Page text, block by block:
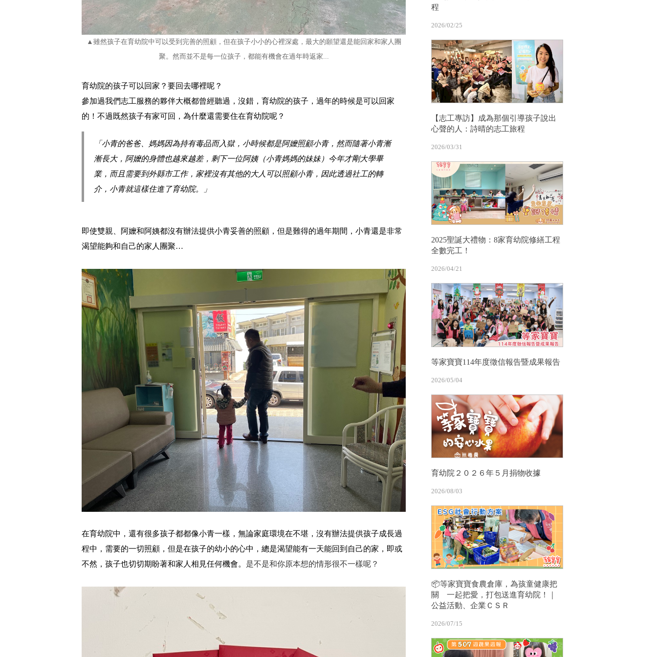
▲雖然孩子在育幼院中可以受到完善的照顧，但在孩子小小的心裡深處，最大的願望還是能回家和家人團
聚。然而並不是每一位孩子，都能有機會在過年時返家...
育幼院的孩子可以回家？要回去哪裡呢？
參加過我們志工服務的夥伴大概都曾經聽過，沒錯，育幼院的孩子，過年的時候是可以回家
的！不過既然孩子有家可回，為什麼還需要住在育幼院呢？
「小青的爸爸、媽媽因為持有毒品而入獄，小時候都是阿嬤照顧小青，然而隨著小青漸
漸長大，阿嬤的身體也越來越差，剩下一位阿姨（小青媽媽的妹妹）今年才剛大學畢
業，而且需要到外縣市工作，家裡沒有其他的大人可以照顧小青，因此透過社工的轉
介，小青就這樣住進了育幼院。」
即使雙親、阿嬤和阿姨都沒有辦法提供小青妥善的照顧，但是難得的過年期間，小青還是非常
渴望能夠和自己的家人團聚…
在育幼院中，還有很多孩子都都像小青一樣，無論家庭環境在不堪，沒有辦法提供孩子成長過
程中，需要的一切照顧，但是在孩子的幼小的心中，總是渴望能有一天能回到自己的家，即或
不然，孩子也切切期盼著和家人相見任何機會。 是不是和你原本想的情形很不一樣呢？
程
2026/02/25
【志工專訪】成為那個引導孩子說出
心聲的人：詩晴的志工旅程
2026/03/31
2025聖誕大禮物：8家育幼院修繕工程
全數完工！
2026/04/21
等家寶寶114年度徵信報告暨成果報告
2026/05/04
育幼院２０２６年５月捐物收據
2026/08/03
📦等家寶寶食農倉庫，為孩童健康把
關 一起把愛，打包送進育幼院！｜
公益活動、企業ＣＳＲ
2026/07/15